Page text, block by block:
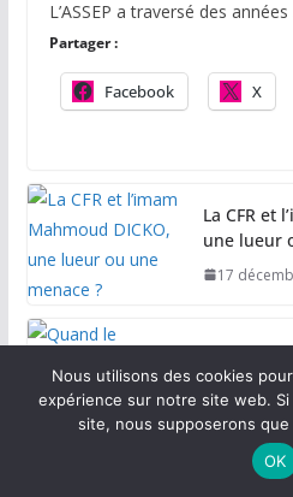
L’ASSEP a traversé des
Partager :
Facebook X
La CFR et
une lueur
17
Quand le
21
Nous utilisons des cookies
expérience sur notre site web.
site, nous supposerons
OK